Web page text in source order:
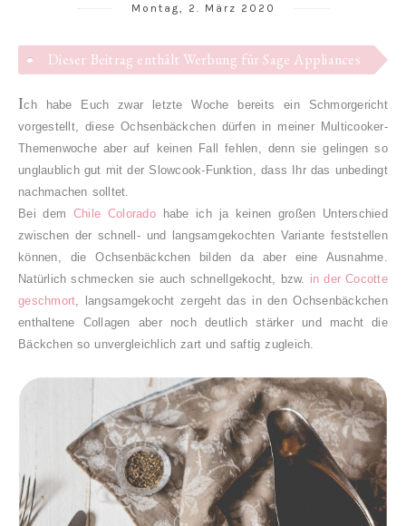
Montag, 2. März 2020
Dieser Beitrag enthält Werbung für Sage Appliances
Ich habe Euch zwar letzte Woche bereits ein Schmorgericht
vorgestellt, diese Ochsenbäckchen dürfen in meiner Multicooker-
Themenwoche aber auf keinen Fall fehlen, denn sie gelingen so
unglaublich gut mit der Slowcook-Funktion, dass Ihr das unbedingt
nachmachen solltet.
Bei dem Chile Coloradohabe ich ja keinen großen Unterschied
zwischen der schnell- und langsamgekochten Variante feststellen
können, die Ochsenbäckchen bilden da aber eine Ausnahme.
Natürlich schmecken sie auch schnellgekocht, bzw. in der Cocotte
geschmort, langsamgekocht zergeht das in den Ochsenbäckchen
enthaltene Collagen aber noch deutlich stärker und macht die
Bäckchen so unvergleichlich zart und saftig zugleich.